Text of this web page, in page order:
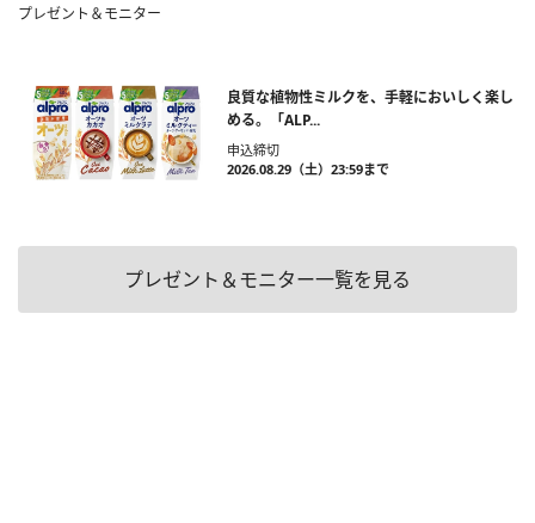
プレゼント＆モニター
良質な植物性ミルクを、手軽においしく楽し
める。「ALP...
申込締切
2026.08.29（土）23:59まで
プレゼント＆モニター一覧を見る